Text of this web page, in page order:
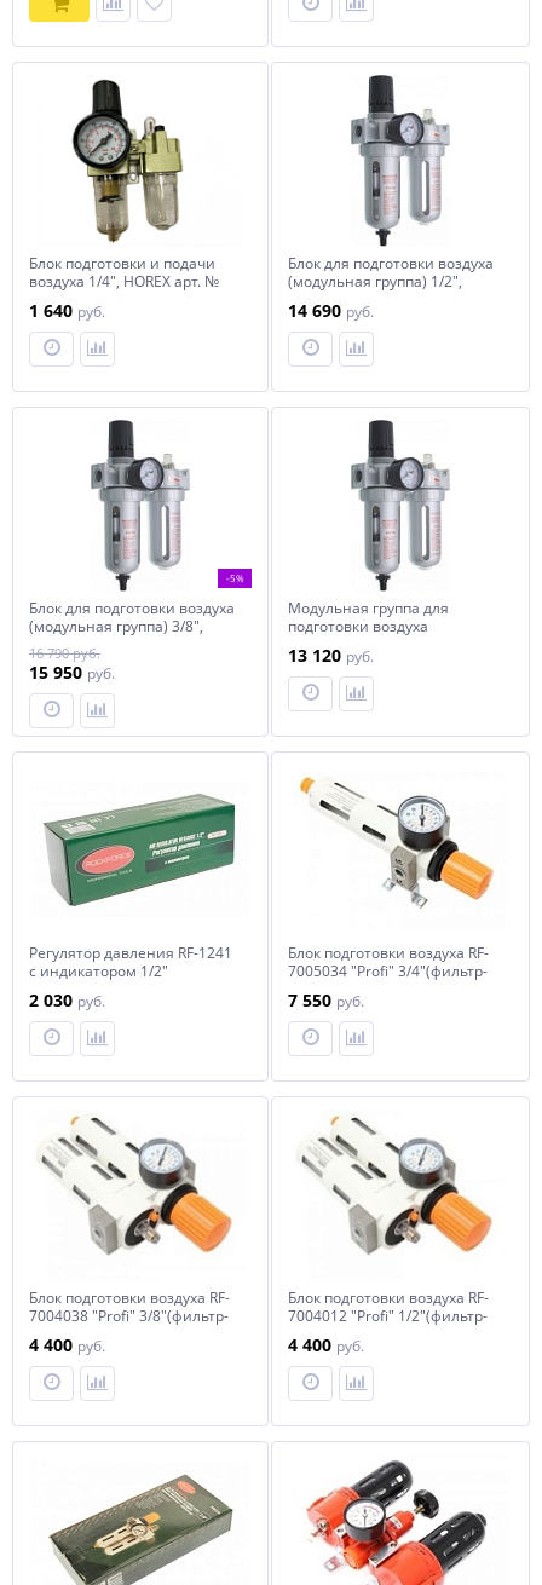
Блок подготовки и подачи
воздуха 1/4", HOREX арт. №
1 640 руб.
Блок для подготовки воздуха
(модульная группа) 1/2",
14 690 руб.
-5%
Блок для подготовки воздуха
(модульная группа) 3/8",
8600-3815
16 790 руб.
15 950 руб.
Модульная группа для
подготовки воздуха
13 120 руб.
Регулятор давления RF-1241
с индикатором 1/2"
2 030 руб.
Блок подготовки воздуха RF-
7005034 "Profi" 3/4"(фильтр-
(пропускная
способность:8500 л/
мин,16bar, температура
воздуха: 0° до 60
7 550 руб.
Блок подготовки воздуха RF-
7004038 "Profi" 3/8"(фильтр-
(пропускная
способность:2000 л/
мин,16bar, температура
воздуха: 0° до 60
4 400 руб.
Блок подготовки воздуха RF-
7004012 "Profi" 1/2"(фильтр-
(пропускная
способность:2800 л/
мин,16bar, температура
воздуха: 0° до 60
4 400 руб.